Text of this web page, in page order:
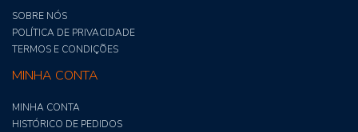
SOBRE NÓS
POLÍTICA DE PRIVACIDADE
TERMOS E CONDIÇÕES
MINHA CONTA
MINHA CONTA
HISTÓRICO DE PEDIDOS